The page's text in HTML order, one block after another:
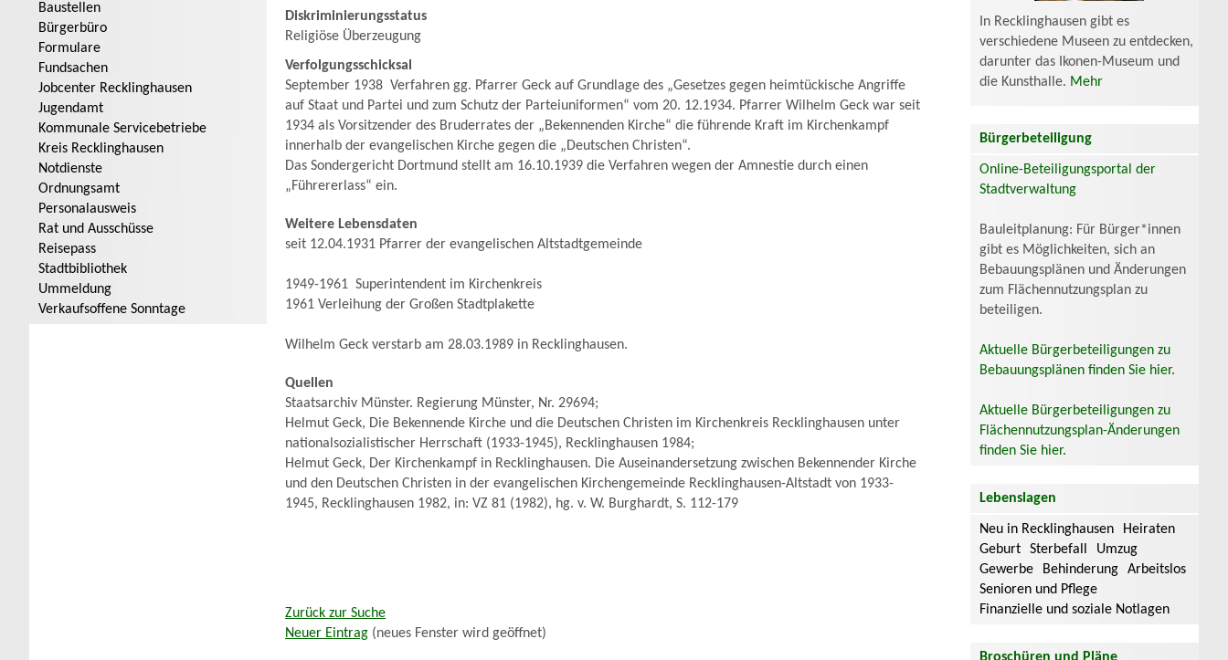
Baustellen
Bürgerbüro
Formulare
Fundsachen
Jobcenter Recklinghausen
Jugendamt
Kommunale Servicebetriebe
Kreis Recklinghausen
Notdienste
Ordnungsamt
Personalausweis
Rat und Ausschüsse
Reisepass
Stadtbibliothek
Ummeldung
Verkaufsoffene Sonntage
Diskriminierungsstatus
Religiöse Überzeugung
Verfolgungsschicksal
September 1938 Verfahren gg. Pfarrer Geck auf Grundlage des „Gesetzes gegen heimtückische Angriffe
auf Staat und Partei und zum Schutz der Parteiuniformen“ vom 20. 12.1934. Pfarrer Wilhelm Geck war seit
1934 als Vorsitzender des Bruderrates der „Bekennenden Kirche“ die führende Kraft im Kirchenkampf
innerhalb der evangelischen Kirche gegen die „Deutschen Christen“.
Das Sondergericht Dortmund stellt am 16.10.1939 die Verfahren wegen der Amnestie durch einen
„Führererlass“ ein.
Weitere Lebensdaten
seit 12.04.1931 Pfarrer der evangelischen Altstadtgemeinde
1949-1961 Superintendent im Kirchenkreis
1961 Verleihung der Großen Stadtplakette
Wilhelm Geck verstarb am 28.03.1989 in Recklinghausen.
Quellen
Staatsarchiv Münster. Regierung Münster, Nr. 29694;
Helmut Geck, Die Bekennende Kirche und die Deutschen Christen im Kirchenkreis Recklinghausen unter
nationalsozialistischer Herrschaft (1933-1945), Recklinghausen 1984;
Helmut Geck, Der Kirchenkampf in Recklinghausen. Die Auseinandersetzung zwischen Bekennender Kirche
und den Deutschen Christen in der evangelischen Kirchengemeinde Recklinghausen-Altstadt von 1933-
1945, Recklinghausen 1982, in: VZ 81 (1982), hg. v. W. Burghardt, S. 112-179
Zurück zur Suche
Neuer Eintrag (neues Fenster wird geöffnet)
In Recklinghausen gibt es
verschiedene Museen zu entdecken,
darunter das Ikonen-Museum und
die Kunsthalle. Mehr
Bürgerbeteiligung
Online-Beteiligungsportal der
Stadtverwaltung
Bauleitplanung: Für Bürger*innen
gibt es Möglichkeiten, sich an
Bebauungsplänen und Änderungen
zum Flächennutzungsplan zu
beteiligen.
Aktuelle Bürgerbeteiligungen zu
Bebauungsplänen finden Sie hier.
Aktuelle Bürgerbeteiligungen zu
Flächennutzungsplan-Änderungen
finden Sie hier.
Lebenslagen
Neu in Recklinghausen
Heiraten
Geburt
Sterbefall
Umzug
Gewerbe
Behinderung
Arbeitslos
Senioren und Pflege
Finanzielle und soziale Notlagen